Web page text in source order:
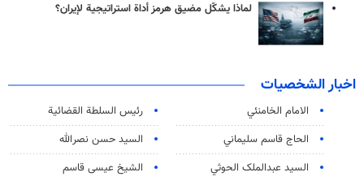
لماذا يشكّل مضيق هرمز أداة استراتيجية لإيران؟
اخبار الشخصيات
الامام الخامنئي
رئیس السلطة القضائیة
الحاج قاسم سليماني
السيد حسن نصرالله
السید عبدالملک الحوثي
الشيخ عيسى قاسم